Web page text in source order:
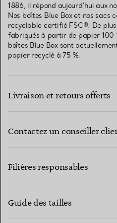
1886, il répond aujourd’hui aux
Nos boîtes Blue Box et nos sacs
recyclable certifié FSC®. De
fabriqués à partir de papier 100
boîtes Blue Box sont
papier recyclé à 75 %.
Livraison et retours offerts
Contactez un conseiller
Filières responsables
Guide des tailles